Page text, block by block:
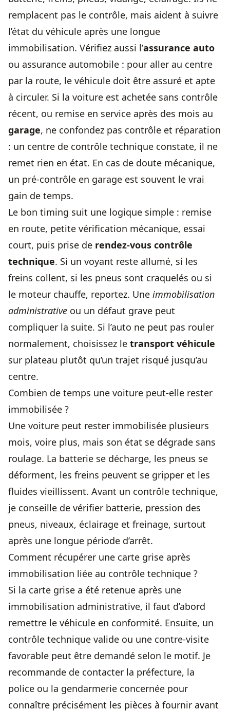
remplacent pas le contrôle, mais aident à suivre
l’état du véhicule après une longue
immobilisation. Vérifiez aussi l’assurance auto
ou assurance automobile : pour aller au centre
par la route, le véhicule doit être assuré et apte
à circuler. Si la voiture est achetée sans contrôle
récent, ou remise en service après des mois au
garage, ne confondez pas contrôle et réparation
: un centre de contrôle technique constate, il ne
remet rien en état. En cas de doute mécanique,
un pré-contrôle en garage est souvent le vrai
gain de temps.
Le bon timing suit une logique simple : remise
en route, petite vérification mécanique, essai
court, puis prise de rendez-vous contrôle
technique. Si un voyant reste allumé, si les
freins collent, si les pneus sont craquelés ou si
le moteur chauffe, reportez. Une immobilisation
administrative ou un défaut grave peut
compliquer la suite. Si l’auto ne peut pas rouler
normalement, choisissez le transport véhicule
sur plateau plutôt qu’un trajet risqué jusqu’au
centre.
Combien de temps une voiture peut-elle rester
immobilisée ?
Une voiture peut rester immobilisée plusieurs
mois, voire plus, mais son état se dégrade sans
roulage. La batterie se décharge, les pneus se
déforment, les freins peuvent se gripper et les
fluides vieillissent. Avant un contrôle technique,
je conseille de vérifier batterie, pression des
pneus, niveaux, éclairage et freinage, surtout
après une longue période d’arrêt.
Comment récupérer une carte grise après
immobilisation liée au contrôle technique ?
Si la carte grise a été retenue après une
immobilisation administrative, il faut d’abord
remettre le véhicule en conformité. Ensuite, un
contrôle technique valide ou une contre-visite
favorable peut être demandé selon le motif. Je
recommande de contacter la préfecture, la
police ou la gendarmerie concernée pour
connaître précisément les pièces à fournir avant